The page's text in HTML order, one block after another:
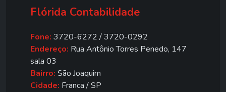
Flórida Contabilidade
Fone: 3720-6272 / 3720-0292
Endereço: Rua Antônio Torres Penedo, 147
sala 03
Bairro: São Joaquim
Cidade: Franca / SP